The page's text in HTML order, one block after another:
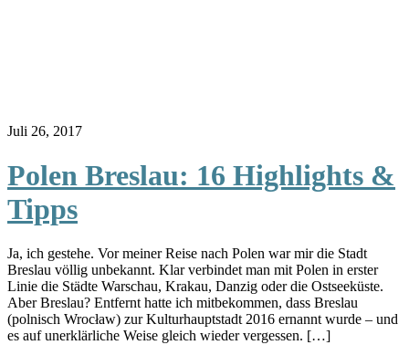
Juli 26, 2017
Polen Breslau: 16 Highlights &
Tipps
Ja, ich gestehe. Vor meiner Reise nach Polen war mir die Stadt
Breslau völlig unbekannt. Klar verbindet man mit Polen in erster
Linie die Städte Warschau, Krakau, Danzig oder die Ostseeküste.
Aber Breslau? Entfernt hatte ich mitbekommen, dass Breslau
(polnisch Wrocław) zur Kulturhauptstadt 2016 ernannt wurde – und
es auf unerklärliche Weise gleich wieder vergessen. […]